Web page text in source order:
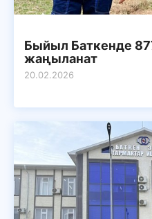
Быйыл Баткенде
жаңыланат
20.02.2026